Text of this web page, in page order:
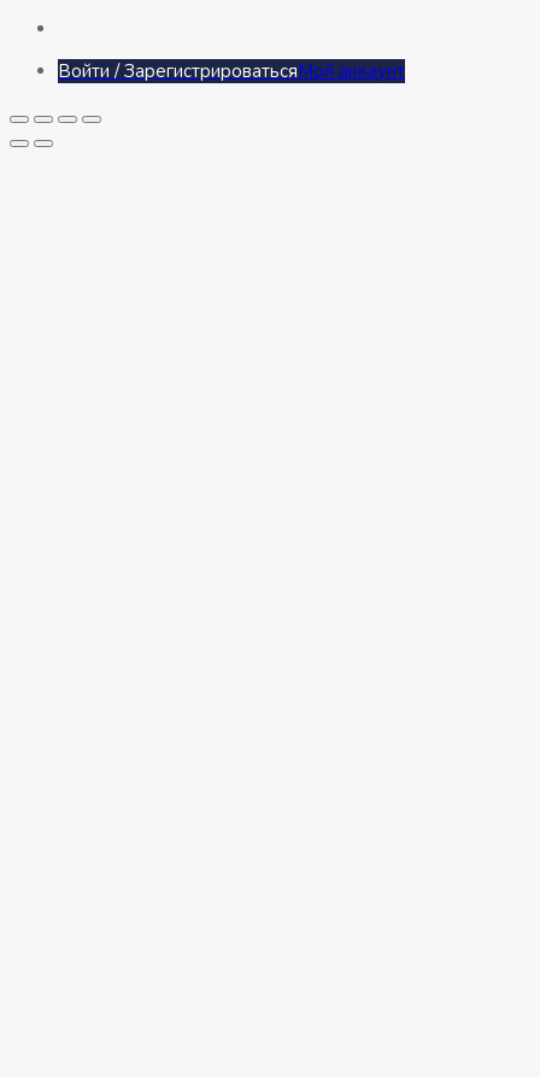
Войти / ЗарегистрироватьсяМой аккаунт